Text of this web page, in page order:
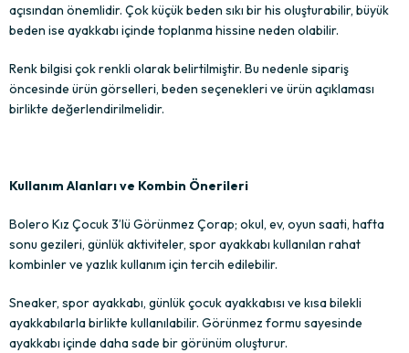
açısından önemlidir. Çok küçük beden sıkı bir his oluşturabilir, büyük
beden ise ayakkabı içinde toplanma hissine neden olabilir.
Renk bilgisi çok renkli olarak belirtilmiştir. Bu nedenle sipariş
öncesinde ürün görselleri, beden seçenekleri ve ürün açıklaması
birlikte değerlendirilmelidir.
Kullanım Alanları ve Kombin Önerileri
Bolero Kız Çocuk 3’lü Görünmez Çorap; okul, ev, oyun saati, hafta
sonu gezileri, günlük aktiviteler, spor ayakkabı kullanılan rahat
kombinler ve yazlık kullanım için tercih edilebilir.
Sneaker, spor ayakkabı, günlük çocuk ayakkabısı ve kısa bilekli
ayakkabılarla birlikte kullanılabilir. Görünmez formu sayesinde
ayakkabı içinde daha sade bir görünüm oluşturur.